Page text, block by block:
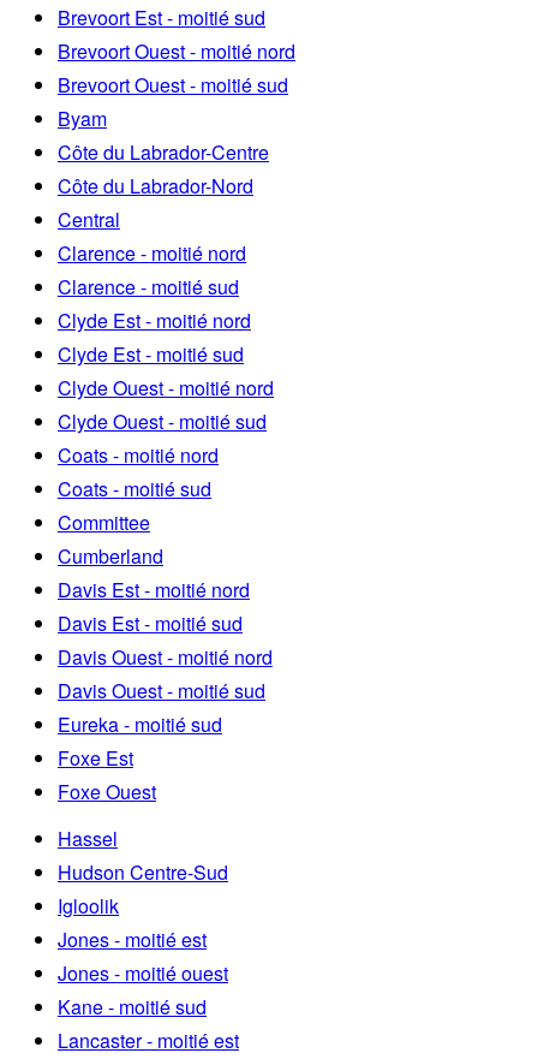
Brevoort Est - moitié sud
Brevoort Ouest - moitié nord
Brevoort Ouest - moitié sud
Byam
Côte du Labrador-Centre
Côte du Labrador-Nord
Central
Clarence - moitié nord
Clarence - moitié sud
Clyde Est - moitié nord
Clyde Est - moitié sud
Clyde Ouest - moitié nord
Clyde Ouest - moitié sud
Coats - moitié nord
Coats - moitié sud
Committee
Cumberland
Davis Est - moitié nord
Davis Est - moitié sud
Davis Ouest - moitié nord
Davis Ouest - moitié sud
Eureka - moitié sud
Foxe Est
Foxe Ouest
Hassel
Hudson Centre-Sud
Igloolik
Jones - moitié est
Jones - moitié ouest
Kane - moitié sud
Lancaster - moitié est